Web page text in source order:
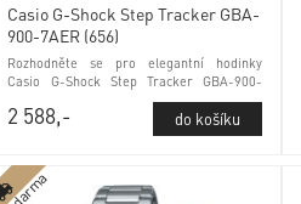
Casio G-Shock Step Tracker GBA-
900-7AER (656)
Rozhodněte se pro elegantní hodinky
Casio G-Shock Step Tracker GBA-900-
7AER (656) tichý režim a minerálním
sklem
2 588,-
zdarma